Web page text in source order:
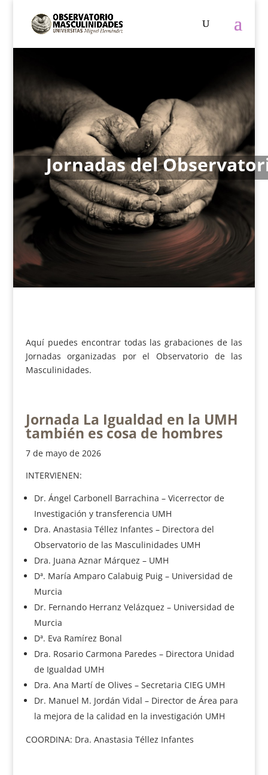
Jornadas del
Aquí puedes encontrar todas las grabaciones de las
Jornadas organizadas por el Observatorio de las
Masculinidades.
Jornada La Igualdad en la UMH
también es cosa de hombres
7 de mayo de 2026
INTERVIENEN:
Dr. Ángel Carbonell Barrachina – Vicerrector de
Investigación y transferencia UMH
Dra. Anastasia Téllez Infantes – Directora del
Observatorio de las Masculinidades UMH
Dra. Juana Aznar Márquez – UMH
Dª. María Amparo Calabuig Puig – Universidad de
Murcia
Dr. Fernando Herranz Velázquez – Universidad de
Murcia
Dª. Eva Ramírez Bonal
Dra. Rosario Carmona Paredes – Directora Unidad
de Igualdad UMH
Dra. Ana Martí de Olives – Secretaria CIEG UMH
Dr. Manuel M. Jordán Vidal – Director de Área para
la mejora de la calidad en la investigación UMH
COORDINA: Dra. Anastasia Téllez Infantes